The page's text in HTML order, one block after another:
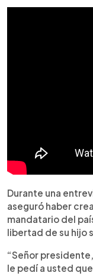
Durante una
aseguró haber
mandatario del
libertad de su hijo
“Señor
le pedí a usted